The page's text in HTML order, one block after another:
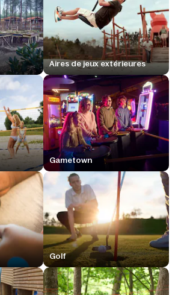
Aires de jeux extérieures
Gametown
Golf